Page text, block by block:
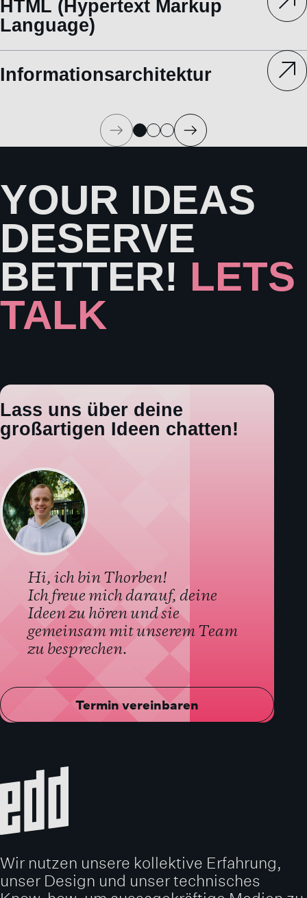
HTML (Hypertext Markup
Language)
Informationsarchitektur
YOUR IDEAS
DESERVE
BETTER! LETS
TALK
Wir nutzen unsere kollektive Erfahrung,
unser Design und unser technisches
Lass uns über deine
großartigen Ideen chatten!
Hi, ich bin Thorben!
Ich freue mich darauf, deine
Ideen zu hören und sie
gemeinsam mit unserem Team
zu besprechen.
Termin vereinbaren